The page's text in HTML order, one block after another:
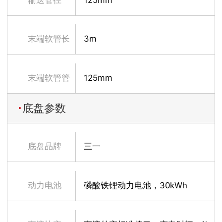
末端软管长 3m
末端软管管
径
125mm
底盘参数
底盘品牌 三一
动力电池 磷酸铁锂动力电池，30kWh